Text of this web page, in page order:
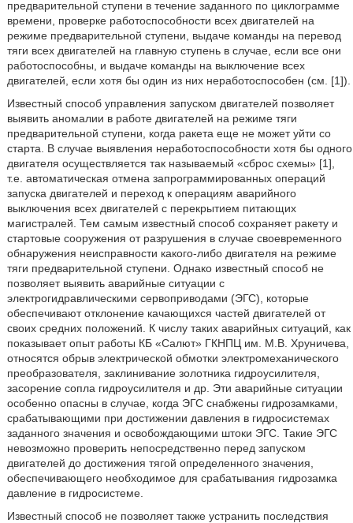
предварительной ступени в течение заданного по циклограмме
времени, проверке работоспособности всех двигателей на
режиме предварительной ступени, выдаче команды на перевод
тяги всех двигателей на главную ступень в случае, если все они
работоспособны, и выдаче команды на выключение всех
двигателей, если хотя бы один из них неработоспособен (см. [1]).
Известный способ управления запуском двигателей позволяет
выявить аномалии в работе двигателей на режиме тяги
предварительной ступени, когда ракета еще не может уйти со
старта. В случае выявления неработоспособности хотя бы одного
двигателя осуществляется так называемый «сброс схемы» [1],
т.е. автоматическая отмена запрограммированных операций
запуска двигателей и переход к операциям аварийного
выключения всех двигателей с перекрытием питающих
магистралей. Тем самым известный способ сохраняет ракету и
стартовые сооружения от разрушения в случае своевременного
обнаружения неисправности какого-либо двигателя на режиме
тяги предварительной ступени. Однако известный способ не
позволяет выявить аварийные ситуации с
электрогидравлическими сервоприводами (ЭГС), которые
обеспечивают отклонение качающихся частей двигателей от
своих средних положений. К числу таких аварийных ситуаций, как
показывает опыт работы КБ «Салют» ГКНПЦ им. М.В. Хруничева,
относятся обрыв электрической обмотки электромеханического
преобразователя, заклинивание золотника гидроусилителя,
засорение сопла гидроусилителя и др. Эти аварийные ситуации
особенно опасны в случае, когда ЭГС снабжены гидрозамками,
срабатывающими при достижении давления в гидросистемах
заданного значения и освобождающими штоки ЭГС. Такие ЭГС
невозможно проверить непосредственно перед запуском
двигателей до достижения тягой определенного значения,
обеспечивающего необходимое для срабатывания гидрозамка
давление в гидросистеме.
Известный способ не позволяет также устранить последствия